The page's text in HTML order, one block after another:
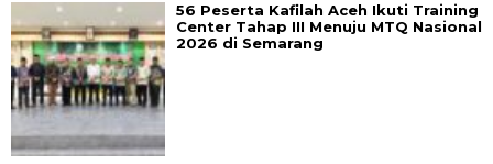
56 Peserta Kafilah Aceh Ikuti Training
Center Tahap III Menuju MTQ Nasional
2026 di Semarang